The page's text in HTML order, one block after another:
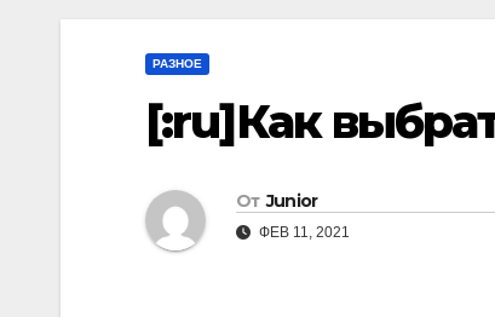
РАЗНОЕ
[:ru]Как
От Junior
ФЕВ 11, 2021